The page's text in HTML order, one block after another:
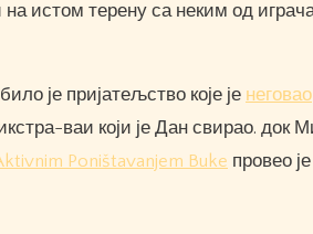
истом терену са неким од
је пријатељство које је неговао
ваи који је Дан свирао. док
Poništavanjem Buke провео